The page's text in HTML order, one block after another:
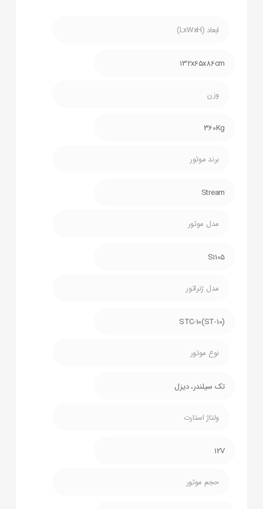
ابعاد (LxWxH)
132x65x86cm
وزن
360Kg
برند موتور
Stream
مدل موتور
S1105
مدل ژنراتور
STC-10(ST-10)
نوع موتور
تک سیلندر، دیزل
ولتاژ استارت
12V
حجم موتور